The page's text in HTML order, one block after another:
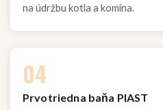
na údržbu kotla a komína.
04
Prvotriedna baňa PIAST